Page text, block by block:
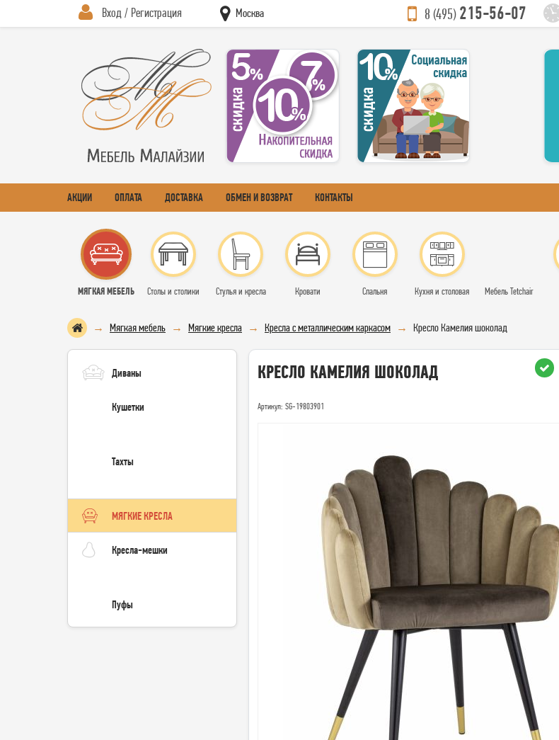
Вход / Регистрация Москва 8 (495)215-56-07
АКЦИИ ОПЛАТА ДОСТАВКА ОБМЕН И ВОЗВРАТ КОНТАКТЫ
МЯГКАЯ МЕБЕЛЬ Столы и столики Стулья и кресла Кровати Спальня Кухня и столовая Мебель Tetchair
Мягкая мебель Мягкие кресла Кресла с металлическим каркасом Кресло Камелия шоколад
Диваны
Кушетки
Тахты
МЯГКИЕ КРЕСЛА
Кресла-мешки
Пуфы
КРЕСЛО КАМЕЛИЯ ШОКОЛАД
Артикул: SG-19803901